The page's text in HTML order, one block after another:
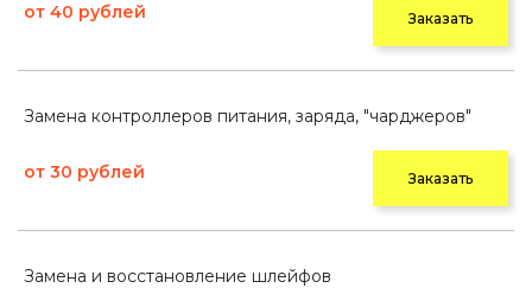
от 40 рублей Заказать
Замена контроллеров питания, заряда, "чарджеров"
от 30 рублей Заказать
Замена и восстановление шлейфов